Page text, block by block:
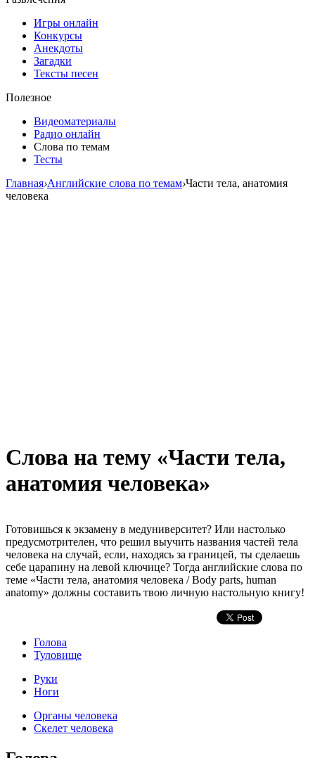
Игры онлайн
Конкурсы
Анекдоты
Загадки
Тексты песен
Полезное
Видеоматериалы
Радио онлайн
Слова по темам
Тесты
Главная›Английские слова по темам›Части тела, анатомия
человека
Слова на тему «Части тела,
анатомия человека»
Готовишься к экзамену в медуниверситет? Или настолько
предусмотрителен, что решил выучить названия частей тела
человека на случай, если, находясь за границей, ты сделаешь
себе царапину на левой ключице? Тогда английские слова по
теме «Части тела, анатомия человека / Body parts, human
anatomy» должны составить твою личную настольную книгу!
Голова
Туловище
Руки
Ноги
Органы человека
Скелет человека